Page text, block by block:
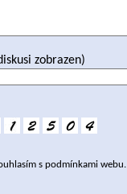
zobrazen)
s podmínkami webu.